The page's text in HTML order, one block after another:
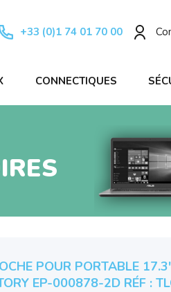
+33 (0)1 74 01 70 00
CONNECTIQUES
POUR PORTABLE
EP-000878-2D RÉF :